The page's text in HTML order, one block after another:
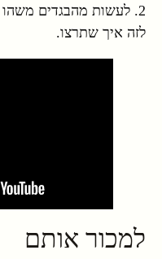
2. לעשות מהבגדים
לזה איך שתרצו.
למכור אותם